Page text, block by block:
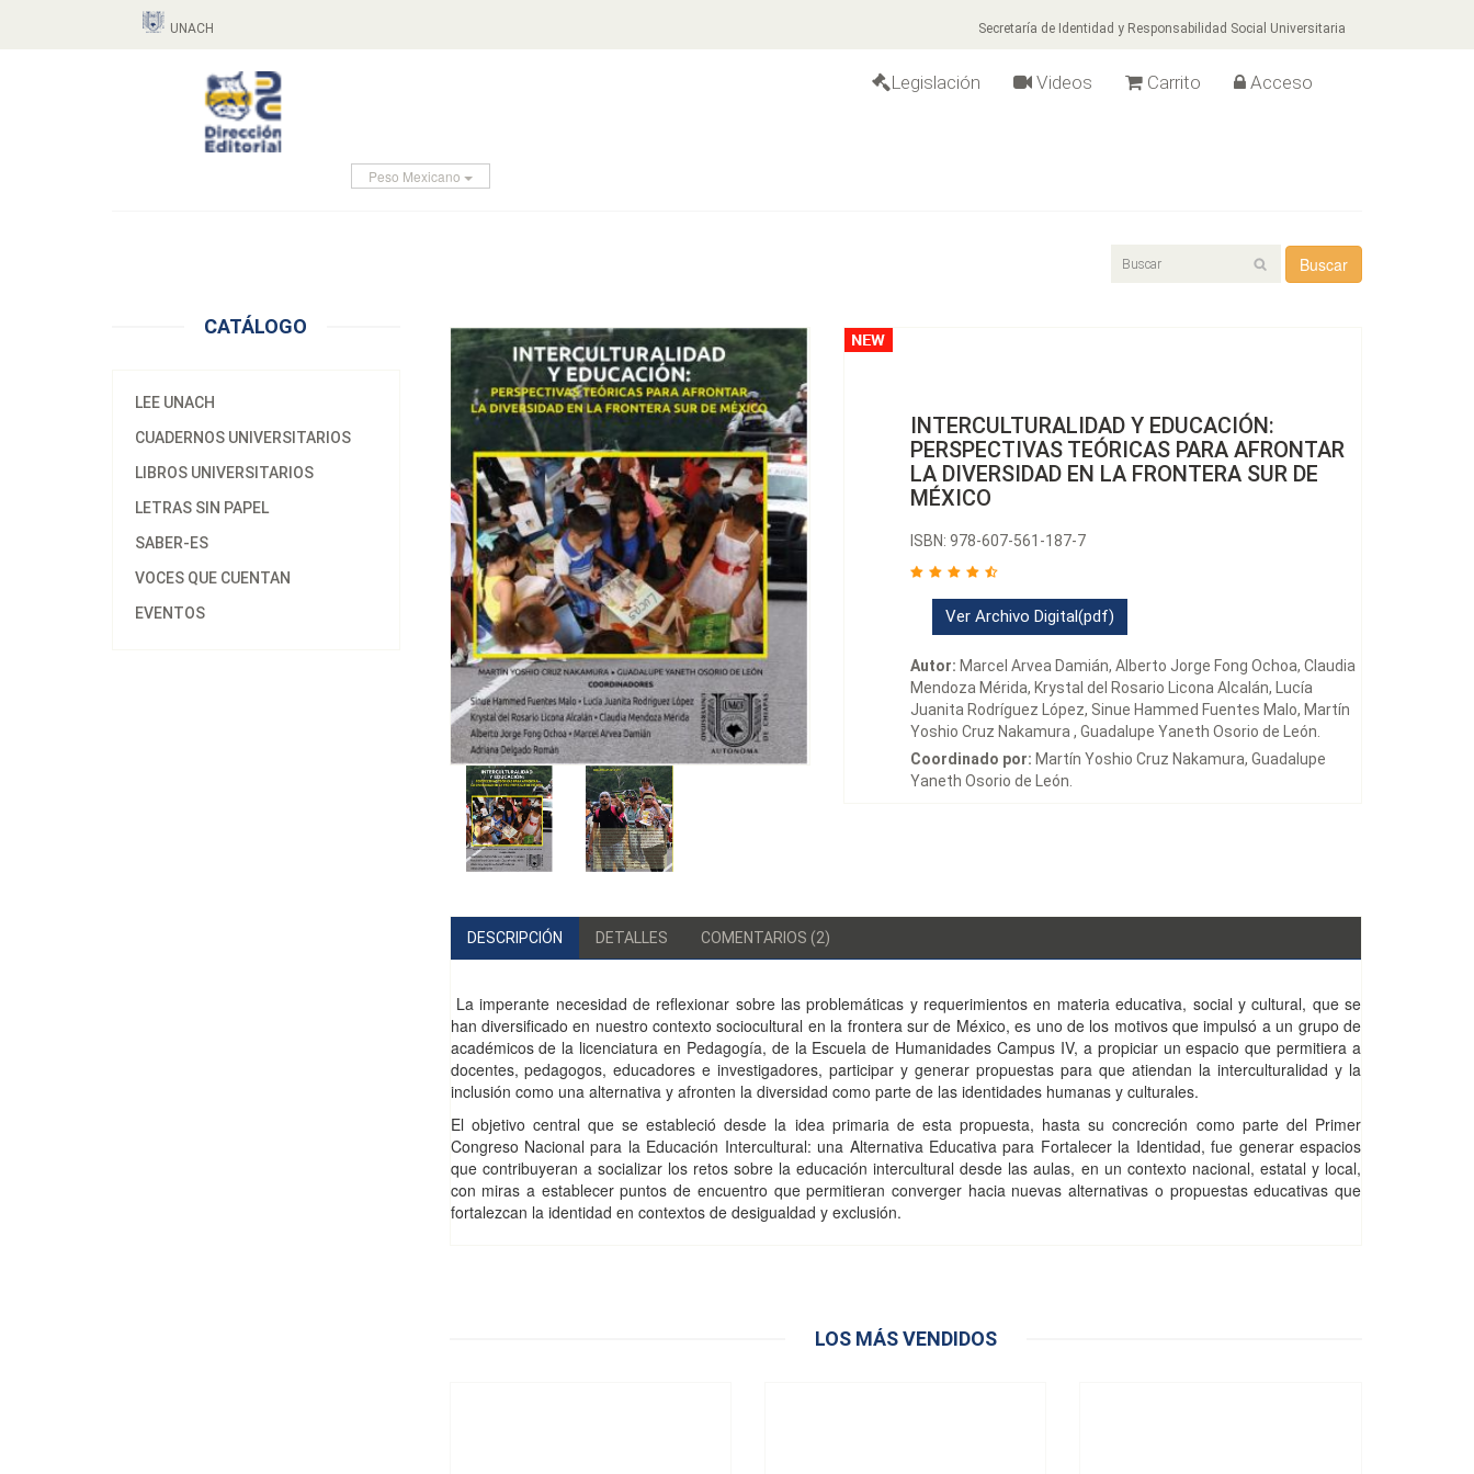
UNACH Secretaría de Identidad y Responsabilidad Social Universitaria
Peso Mexicano
Legislación Videos Carrito Acceso
Buscar
CATÁLOGO
LEE UNACH
CUADERNOS UNIVERSITARIOS
LIBROS UNIVERSITARIOS
LETRAS SIN PAPEL
SABER-ES
VOCES QUE CUENTAN
EVENTOS
INTERCULTURALIDAD Y EDUCACIÓN:
PERSPECTIVAS TEÓRICAS PARA AFRONTAR
LA DIVERSIDAD EN LA FRONTERA SUR DE
MÉXICO
ISBN: 978-607-561-187-7
Ver Archivo Digital(pdf)
Autor: Marcel Arvea Damián, Alberto Jorge Fong Ochoa, Claudia
Mendoza Mérida, Krystal del Rosario Licona Alcalán, Lucía
Juanita Rodríguez López, Sinue Hammed Fuentes Malo, Martín
Yoshio Cruz Nakamura , Guadalupe Yaneth Osorio de León.
Coordinado por: Martín Yoshio Cruz Nakamura, Guadalupe
Yaneth Osorio de León.
DESCRIPCIÓN DETALLES COMENTARIOS (2)
La imperante necesidad de reflexionar sobre las problemáticas y requerimientos en materia educativa, social y cultural, que se
han diversificado en nuestro contexto sociocultural en la frontera sur de México, es uno de los motivos que impulsó a un grupo de
académicos de la licenciatura en Pedagogía, de la Escuela de Humanidades Campus IV, a propiciar un espacio que permitiera a
docentes, pedagogos, educadores e investigadores, participar y generar propuestas para que atiendan la interculturalidad y la
inclusión como una alternativa y afronten la diversidad como parte de las identidades humanas y culturales.
El objetivo central que se estableció desde la idea primaria de esta propuesta, hasta su concreción como parte del Primer
Congreso Nacional para la Educación Intercultural: una Alternativa Educativa para Fortalecer la Identidad, fue generar espacios
que contribuyeran a socializar los retos sobre la educación intercultural desde las aulas, en un contexto nacional, estatal y local,
con miras a establecer puntos de encuentro que permitieran converger hacia nuevas alternativas o propuestas educativas que
fortalezcan la identidad en contextos de desigualdad y exclusión.
LOS MÁS VENDIDOS